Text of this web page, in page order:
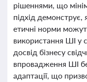
рішеннями, що
підхід демонструє,
етичні норми
використання ШІ у
досвід бізнесу
впровадження ШІ
адаптації, що